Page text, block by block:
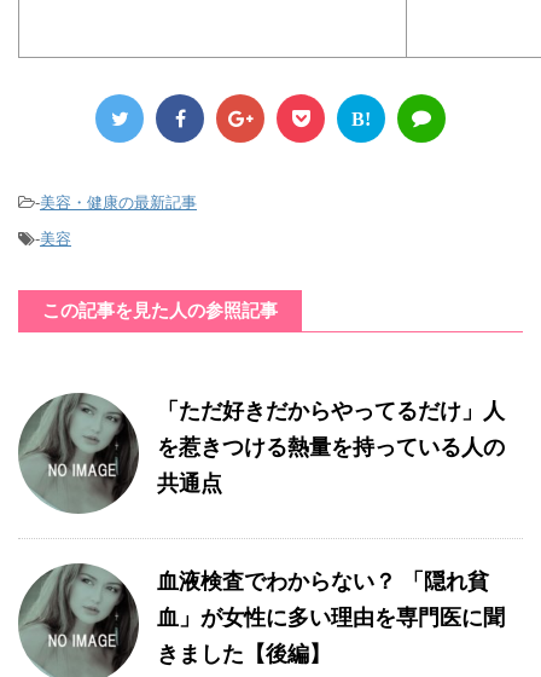
B!
-美容・健康の最新記事
-美容
この記事を見た人の参照記事
「ただ好きだからやってるだけ」人
を惹きつける熱量を持っている人の
共通点
血液検査でわからない？ 「隠れ貧
血」が女性に多い理由を専門医に聞
きました【後編】